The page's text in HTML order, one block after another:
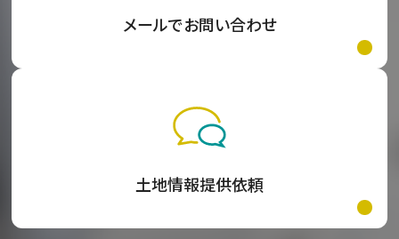
メールでお問い合わせ
土地情報提供依頼